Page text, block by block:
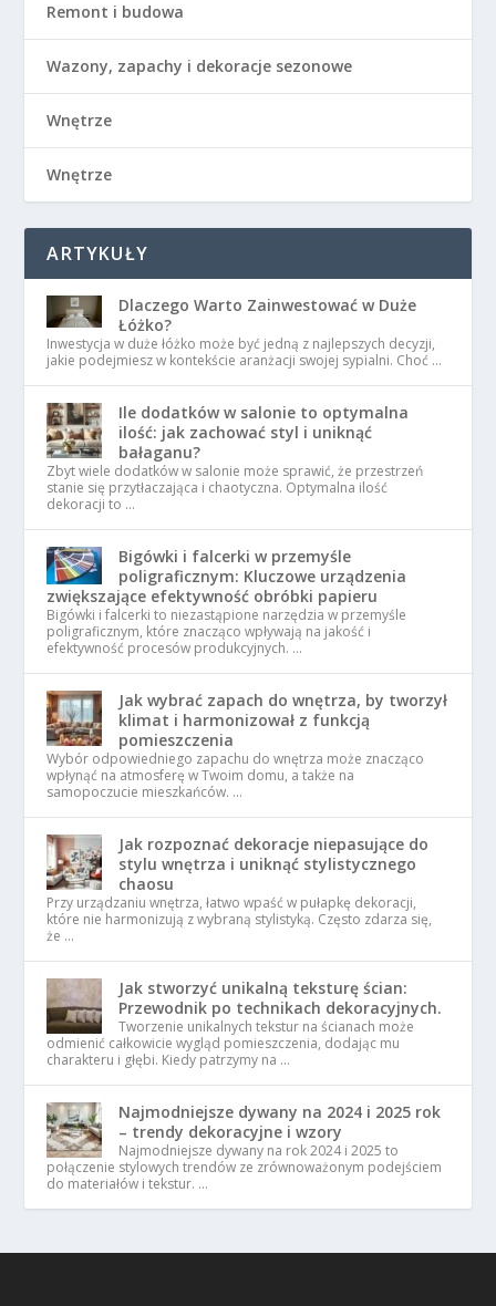
Remont i budowa
Wazony, zapachy i dekoracje sezonowe
Wnętrze
Wnętrze
ARTYKUŁY
Dlaczego Warto Zainwestować w Duże
Łóżko?
Inwestycja w duże łóżko może być jedną z najlepszych decyzji,
jakie podejmiesz w kontekście aranżacji swojej sypialni. Choć …
Ile dodatków w salonie to optymalna
ilość: jak zachować styl i uniknąć
bałaganu?
Zbyt wiele dodatków w salonie może sprawić, że przestrzeń
stanie się przytłaczająca i chaotyczna. Optymalna ilość
dekoracji to …
Bigówki i falcerki w przemyśle
poligraficznym: Kluczowe urządzenia
zwiększające efektywność obróbki papieru
Bigówki i falcerki to niezastąpione narzędzia w przemyśle
poligraficznym, które znacząco wpływają na jakość i
efektywność procesów produkcyjnych. …
Jak wybrać zapach do wnętrza, by tworzył
klimat i harmonizował z funkcją
pomieszczenia
Wybór odpowiedniego zapachu do wnętrza może znacząco
wpłynąć na atmosferę w Twoim domu, a także na
samopoczucie mieszkańców. …
Jak rozpoznać dekoracje niepasujące do
stylu wnętrza i uniknąć stylistycznego
chaosu
Przy urządzaniu wnętrza, łatwo wpaść w pułapkę dekoracji,
które nie harmonizują z wybraną stylistyką. Często zdarza się,
że …
Jak stworzyć unikalną teksturę ścian:
Przewodnik po technikach dekoracyjnych.
Tworzenie unikalnych tekstur na ścianach może
odmienić całkowicie wygląd pomieszczenia, dodając mu
charakteru i głębi. Kiedy patrzymy na …
Najmodniejsze dywany na 2024 i 2025 rok
– trendy dekoracyjne i wzory
Najmodniejsze dywany na rok 2024 i 2025 to
połączenie stylowych trendów ze zrównoważonym podejściem
do materiałów i tekstur. …